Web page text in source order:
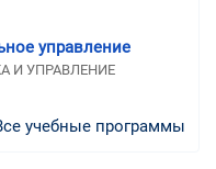
управление
И УПРАВЛЕНИЕ
учебные программы